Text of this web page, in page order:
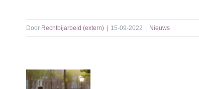
Door Rechtbijarbeid (extern) 15-09-2022 Nieuws